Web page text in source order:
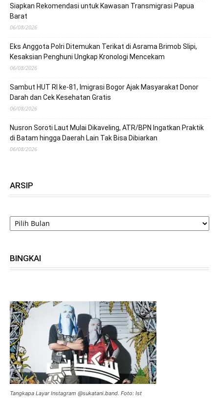
Siapkan Rekomendasi untuk Kawasan Transmigrasi Papua
Barat
06/08/2026
Eks Anggota Polri Ditemukan Terikat di Asrama Brimob Slipi,
Kesaksian Penghuni Ungkap Kronologi Mencekam
06/08/2026
Sambut HUT RI ke-81, Imigrasi Bogor Ajak Masyarakat Donor
Darah dan Cek Kesehatan Gratis
06/08/2026
Nusron Soroti Laut Mulai Dikaveling, ATR/BPN Ingatkan Praktik
di Batam hingga Daerah Lain Tak Bisa Dibiarkan
06/08/2026
ARSIP
ARSIP
BINGKAI
Tangkapa Layar Instagram @sukatani.band. Foto: Ist